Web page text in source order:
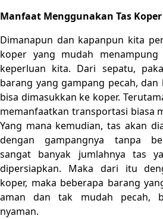
Manfaat Menggunakan Tas Koper
Dimanapun dan kapanpun kita
koper yang mudah
keperluan kita. Dari sepatu,
barang yang gampang pecah,
bisa dimasukkan ke koper.
memanfaatkan transportasi biasa
Yang mana kemudian, tas akan
dengan gampangnya tanpa
sangat banyak jumlahnya tas
dipersiapkan. Maka dari itu
koper, maka beberapa barang
aman dan tak mudah pecah,
nyaman.